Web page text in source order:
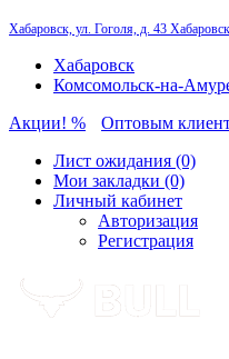
Хабаровск, ул. Гоголя, д. 43 Хабаровск
Хабаровск
Комсомольск-на-
Акции! %
Оптовым
Лист ожидания (0)
Мои закладки (0)
Личный кабинет
Авторизация
Регистрация